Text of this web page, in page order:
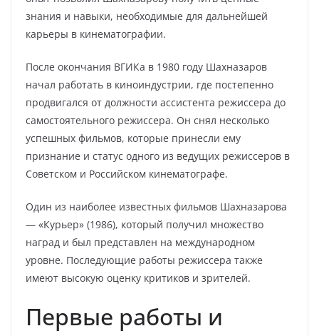
знания и навыки, необходимые для дальнейшей
карьеры в кинематографии.
После окончания ВГИКа в 1980 году Шахназаров
начал работать в киноиндустрии, где постепенно
продвигался от должности ассистента режиссера до
самостоятельного режиссера. Он снял несколько
успешных фильмов, которые принесли ему
признание и статус одного из ведущих режиссеров в
Советском и Российском кинематографе.
Один из наиболее известных фильмов Шахназарова
— «Курьер» (1986), который получил множество
наград и был представлен на международном
уровне. Последующие работы режиссера также
имеют высокую оценку критиков и зрителей.
Первые работы и